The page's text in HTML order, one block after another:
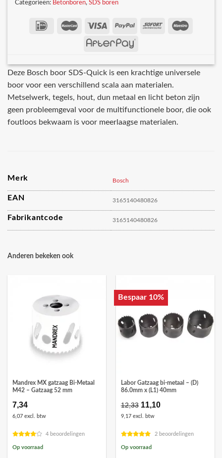
Categorieën: Betonboren, SDS boren
Deze Bosch boor SDS-Quick is een krachtige universele
boor voor een verschillend scala aan materialen.
Metselwerk, tegels, hout, dun metaal en licht beton zijn
geen probleemgeval voor de multifunctionele boor, die ook
foutloos bekwaam is voor meerlaagse materialen.
Merk Bosch
EAN 3165140480826
Fabrikantcode 3165140480826
Anderen bekeken ook
Mandrex MX gatzaag Bi-Metaal
M42 – Gatzaag 52 mm
7,34
6,07 excl. btw
4 beoordelingen
Op voorraad
Bespaar 10%
Labor Gatzaag bi-metaal – (D)
86.0mm x (L1) 40mm
12,33 Oorspronkelijke
prijs
was:
11,10Huidige
9,17 excl. btw
2 beoordelingen
Op voorraad